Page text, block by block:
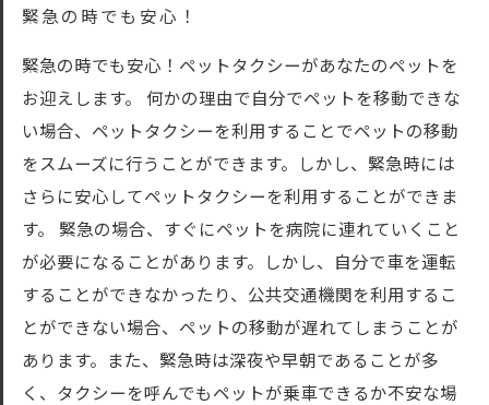
緊急の時でも安心！
緊急の時でも安心！ペットタクシーがあなたのペットを
お迎えします。 何かの理由で自分でペットを移動できな
い場合、ペットタクシーを利用することでペットの移動
をスムーズに行うことができます。しかし、緊急時には
さらに安心してペットタクシーを利用することができま
す。 緊急の場合、すぐにペットを病院に連れていくこと
が必要になることがあります。しかし、自分で車を運転
することができなかったり、公共交通機関を利用するこ
とができない場合、ペットの移動が遅れてしまうことが
あります。また、緊急時は深夜や早朝であることが多
く、タクシーを呼んでもペットが乗車できるか不安な場